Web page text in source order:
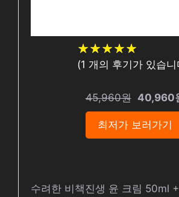
★★★★★
★★★★★
(1 개의 후기가 있습니
45,960원 40,960
최저가 보러가기
수려한 비책진생 윤 크림 50ml